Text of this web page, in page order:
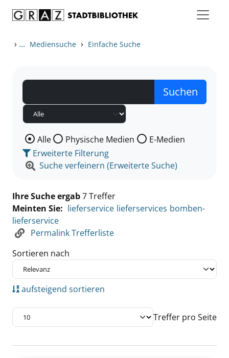
› ... Mediensuche › Einfache Suche
Wählen Sie die Medienart nach der Sie suchen wollen.
Alle Physische Medien
E-Medien
Erweiterte Filterung
Suche verfeinern (Erweiterte Suche)
Ihre Suche ergab7 Treffer
Meinten Sie: lieferservice lieferservices bomben-
lieferservice
Permalink Trefferliste
Sortieren nach
aufsteigend sortieren
Treffer pro Seite